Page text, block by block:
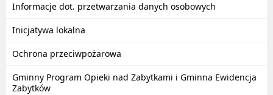
Informacje dot. przetwarzania danych osobowych
Inicjatywa lokalna
Ochrona przeciwpożarowa
Gminny Program Opieki nad Zabytkami i Gminna Ewidencja
Zabytków